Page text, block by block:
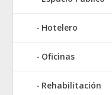
Hotelero
Oficinas
Rehabilitación